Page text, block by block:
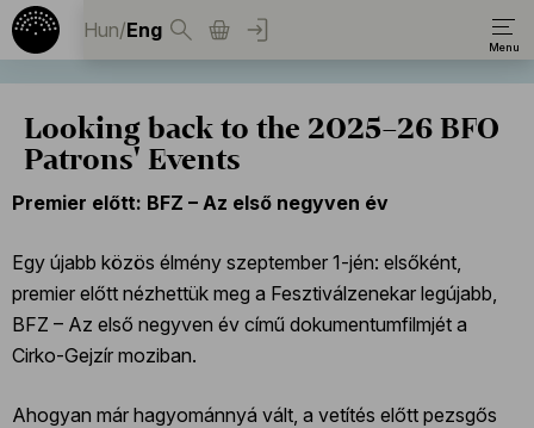
Hun/Eng
Looking back to the 2025–26 BFO
Patrons' Events
Premier előtt: BFZ – Az első negyven év
Egy újabb közös élmény szeptember 1-jén: elsőként,
premier előtt nézhettük meg a Fesztiválzenekar legújabb,
BFZ – Az első negyven év című dokumentumfilmjét a
Cirko-Gejzír moziban.
Ahogyan már hagyománnyá vált, a vetítés előtt pezsgős